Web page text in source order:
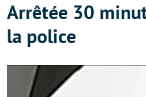
Arrêtée 30
la police